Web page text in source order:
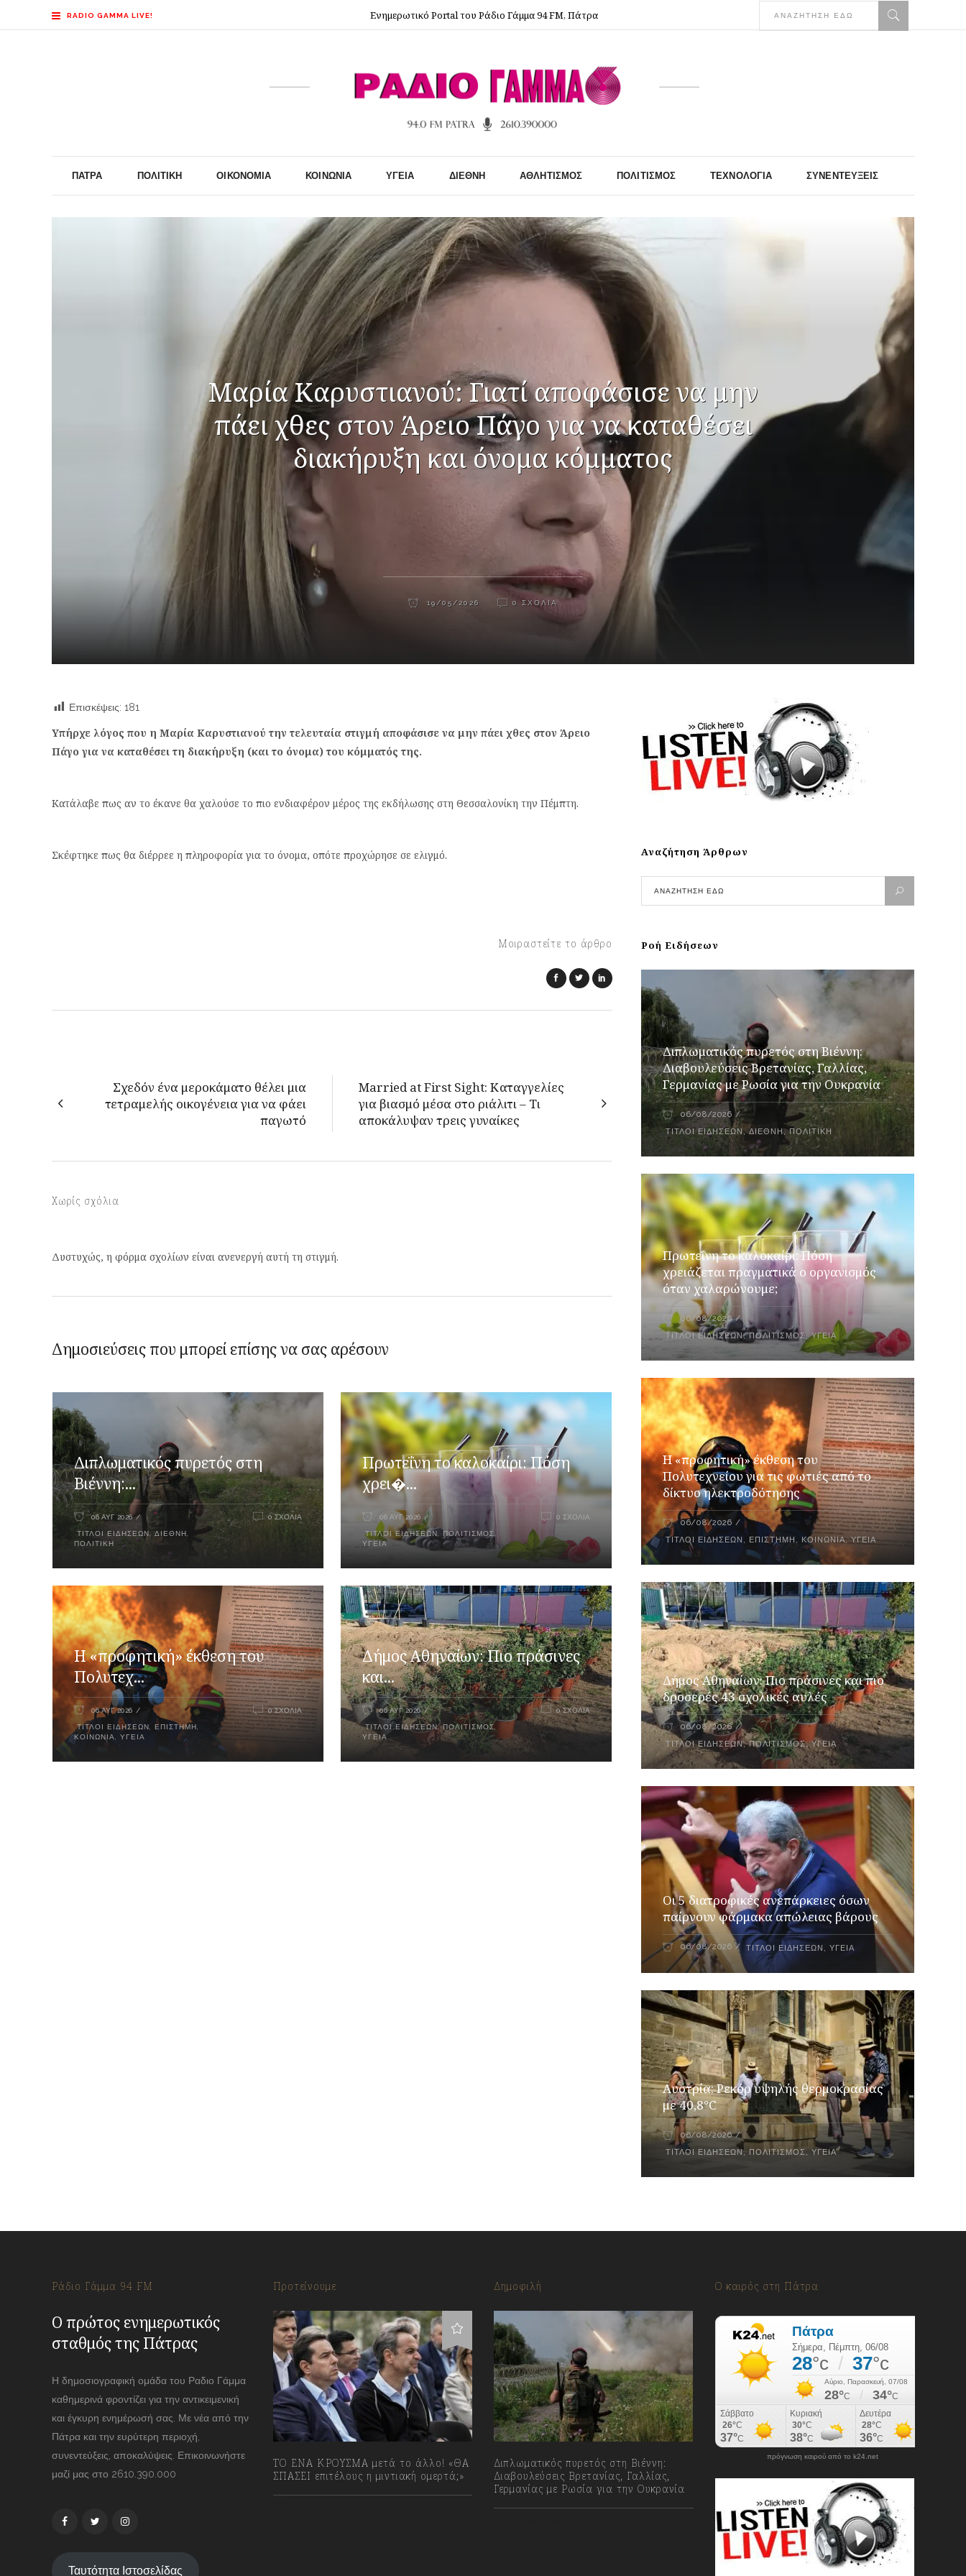
RADIO GAMMA LIVE! Ενημερωτικό Portal του Ράδιο Γάμμα 94 FM, Πάτρα
ΠΆΤΡΑ ΠΟΛΙΤΙΚΉ ΟΙΚΟΝΟΜΊΑ ΚΟΙΝΩΝΊΑ ΥΓΕΊΑ ΔΙΕΘΝΉ ΑΘΛΗΤΙΣΜΌΣ ΠΟΛΙΤΙΣΜΌΣ ΤΕΧΝΟΛΟΓΊΑ ΣΥΝΕΝΤΕΎΞΕΙΣ
Μαρία Καρυστιανού: Γιατί αποφάσισε να μην
πάει χθες στον Άρειο Πάγο για να καταθέσει
διακήρυξη και όνομα κόμματος
19/05/2026 0 ΣΧΌΛΙΑ
Επισκέψεις: 181
Υπήρχε λόγος που η Μαρία Καρυστιανού την τελευταία στιγμή αποφάσισε να μην πάει χθες στον Άρειο
Πάγο για να καταθέσει τη διακήρυξη (και το όνομα) του κόμματός της.
Κατάλαβε πως αν το έκανε θα χαλούσε το πιο ενδιαφέρον μέρος της εκδήλωσης στη Θεσσαλονίκη την Πέμπτη.
Σκέφτηκε πως θα διέρρεε η πληροφορία για το όνομα, οπότε προχώρησε σε ελιγμό.
Μοιραστείτε το άρθρο
Σχεδόν ένα μεροκάματο θέλει μια
τετραμελής οικογένεια για να φάει
παγωτό
Married at First Sight: Καταγγελίες
για βιασμό μέσα στο ριάλιτι – Τι
αποκάλυψαν τρεις γυναίκες
Χωρίς σχόλια
Δυστυχώς, η φόρμα σχολίων είναι ανενεργή αυτή τη στιγμή.
Δημοσιεύσεις που μπορεί επίσης να σας αρέσουν
Διπλωματικός πυρετός στη
Βιέννη:...
06 ΑΥΓ 2026
ΤΊΤΛΟΙ ΕΙΔΉΣΕΩΝ,ΔΙΕΘΝΉ
ΠΟΛΙΤΙΚΉ
0 ΣΧΌΛΙΑ
Πρωτεΐνη το καλοκαίρι: Πόση
χρει�...
06 ΑΥΓ 2026
ΤΊΤΛΟΙ ΕΙΔΉΣΕΩΝ ΠΟΛΙΤΙΣΜΌΣ
ΥΓΕΊΑ
0 ΣΧΌΛΙΑ
Η «προφητική» έκθεση του
Πολυτεχ...
06 ΑΥΓ 2026
ΤΊΤΛΟΙ ΕΙΔΉΣΕΩΝ ΕΠΙΣΤΉΜΗ
ΚΟΙΝΩΝΊΑ
ΥΓΕΊΑ
0 ΣΧΌΛΙΑ
Δήμος Αθηναίων: Πιο πράσινες
και...
06 ΑΥΓ 2026
ΤΊΤΛΟΙ ΕΙΔΉΣΕΩΝ,ΠΟΛΙΤΙΣΜΌΣ
ΥΓΕΊΑ
0 ΣΧΌΛΙΑ
Αναζήτηση Άρθρων
Ροή Ειδήσεων
Διπλωματικός πυρετός στη Βιέννη:
Διαβουλεύσεις Βρετανίας, Γαλλίας,
Γερμανίας με Ρωσία για την Ουκρανία
06/08/2026
ΤΊΤΛΟΙ ΕΙΔΉΣΕΩΝ,ΔΙΕΘΝΉ,ΠΟΛΙΤΙΚΉ
Πρωτεΐνη το καλοκαίρι: Πόση
χρειάζεται πραγματικά ο οργανισμός
όταν χαλαρώνουμε;
06/08/2026
ΤΊΤΛΟΙ ΕΙΔΉΣΕΩΝ,ΠΟΛΙΤΙΣΜΌΣ,ΥΓΕΊΑ
Η «προφητική» έκθεση του
Πολυτεχνείου για τις φωτιές από το
δίκτυο ηλεκτροδότησης
06/08/2026
ΤΊΤΛΟΙ ΕΙΔΉΣΕΩΝ , ΕΠΙΣΤΉΜΗ , ΚΟΙΝΩΝΊΑ,ΥΓΕΊΑ
Δήμος Αθηναίων: Πιο πράσινες και πιο
δροσερές 43 σχολικές αυλές
06/08/2026
ΤΊΤΛΟΙ ΕΙΔΉΣΕΩΝ,ΠΟΛΙΤΙΣΜΌΣ,ΥΓΕΊΑ
Οι 5 διατροφικές ανεπάρκειες όσων
παίρνουν φάρμακα απώλειας βάρους
06/08/2026 ΤΊΤΛΟΙ ΕΙΔΉΣΕΩΝ ,ΥΓΕΊΑ
Αυστρία: Ρεκόρ υψηλής θερμοκρασίας
με 40,8°C
06/08/2026
ΤΊΤΛΟΙ ΕΙΔΉΣΕΩΝ, ΠΟΛΙΤΙΣΜΌΣ,ΥΓΕΊΑ
Ράδιο Γάμμα 94 FM
Ο πρώτος ενημερωτικός
σταθμός της Πάτρας
Η δημοσιογραφική ομάδα του Ραδιο Γάμμα
καθημερινά φροντίζει για την αντικειμενική
και έγκυρη ενημέρωσή σας. Με νέα από την
Πάτρα και την ευρύτερη περιοχή,
συνεντεύξεις, αποκαλύψεις. Επικοινωνήστε
μαζί μας στο 2610.390.000
Ταυτότητα Ιστοσελίδας
Προτείνουμε
ΤΟ ΕΝΑ ΚΡΟΥΣΜΑ μετά το άλλο! «ΘΑ
ΣΠΑΣΕΙ επιτέλους η μιντιακή ομερτά;»
Δημοφιλή
Διπλωματικός πυρετός στη Βιέννη:
Διαβουλεύσεις Βρετανίας, Γαλλίας,
Γερμανίας με Ρωσία για την Ουκρανία
Ο καιρός στη Πάτρα
πρόγνωση καιρού από το k24.net